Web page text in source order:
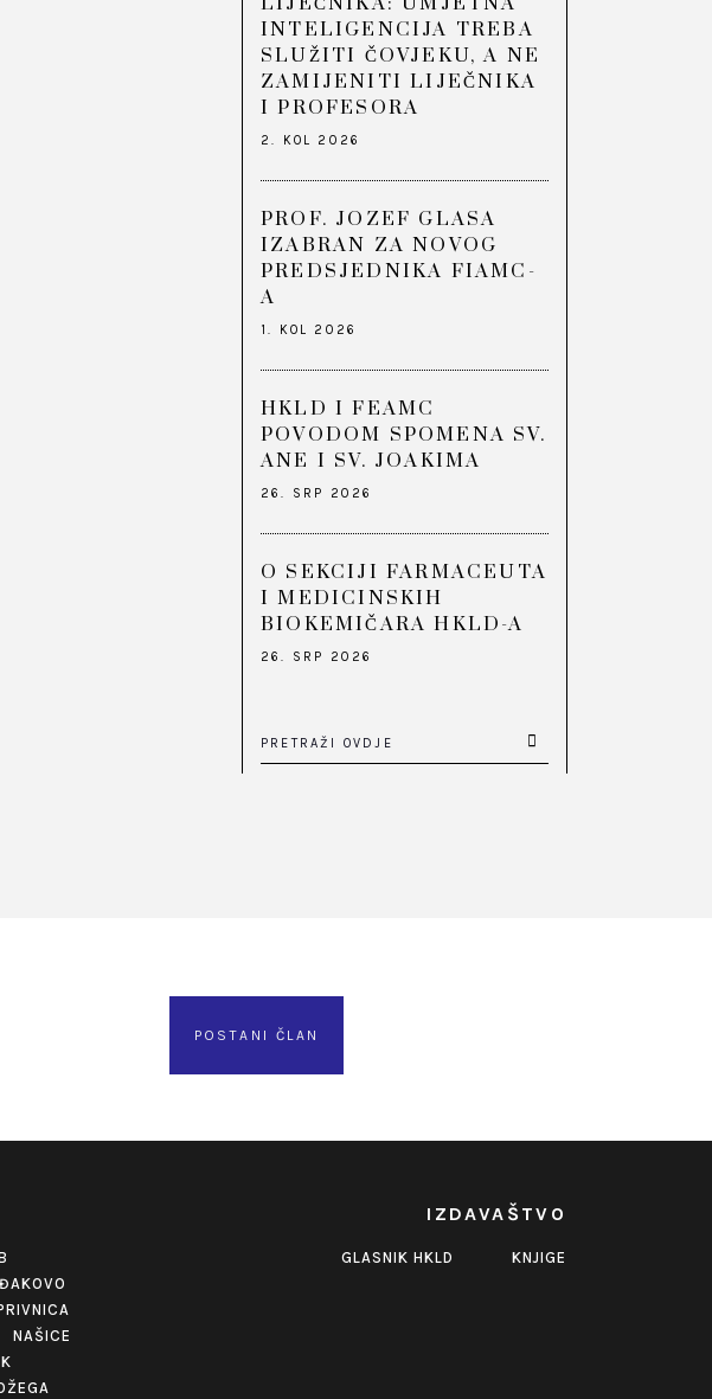
INTELIGENCIJA TREBA
SLUŽITI ČOVJEKU, A NE
ZAMIJENITI LIJEČNIKA
I PROFESORA
2. KOL 2026
PROF. JOZEF GLASA
IZABRAN ZA NOVOG
PREDSJEDNIKA FIAMC-
A
1. KOL 2026
HKLD I FEAMC
POVODOM SPOMENA SV.
ANE I SV. JOAKIMA
26. SRP 2026
O SEKCIJI FARMACEUTA
I MEDICINSKIH
BIOKEMIČARA HKLD-A
26. SRP 2026
POSTANI ČLAN
ĐAKOVO
NAŠICE
IZDAVAŠTVO
GLASNIK HKLD KNJIGE